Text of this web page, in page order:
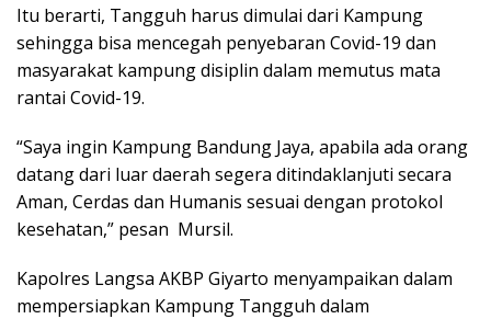
Itu berarti, Tangguh harus dimulai dari Kampung
sehingga bisa mencegah penyebaran Covid-19 dan
masyarakat kampung disiplin dalam memutus mata
rantai Covid-19.
“Saya ingin Kampung Bandung Jaya, apabila ada orang
datang dari luar daerah segera ditindaklanjuti secara
Aman, Cerdas dan Humanis sesuai dengan protokol
kesehatan,” pesan Mursil.
Kapolres Langsa AKBP Giyarto menyampaikan dalam
mempersiapkan Kampung Tangguh dalam